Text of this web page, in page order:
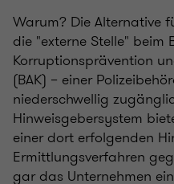
Warum? Die Alternative
die "externe Stelle" beim
Korruptionsprävention
(BAK) – einer
niederschwellig
Hinweisgebersystem
einer dort erfolgenden
Ermittlungsverfahren
gar das Unternehmen